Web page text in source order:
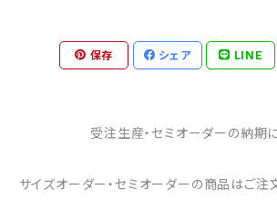
保存 シェア LINE
受注生産・セミオーダーの納期
サイズオーダー・セミオーダーの商品はご注